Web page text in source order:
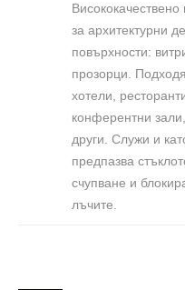
за архитектурни
повърхности:
прозорци.
хотели,
конферентни
други. Служи и
предпазва
счупване и
лъчите.